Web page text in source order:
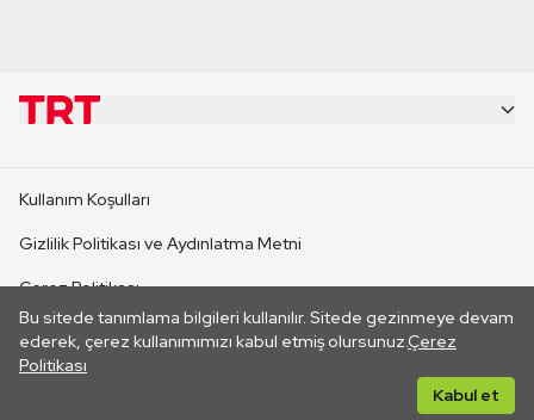
Bu sitede tanımlama bilgileri kullanılır. Sitede gezinmeye devam
ederek, çerez kullanımımızı kabul etmiş olursunuz.Çerez
Politikası
Kabul et
CANLI YAYINLAR
Kullanım Koşulları
Gizlilik Politikası ve Aydınlatma Metni
Çerez Politikası
İletişim
Her hakkı saklıdır. ©2026 TRT. Bağlantı yoluyla gidilen dış